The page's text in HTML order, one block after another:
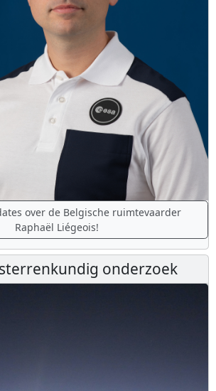
over de Belgische ruimtevaarder
Raphaël Liégeois!
onderzoek